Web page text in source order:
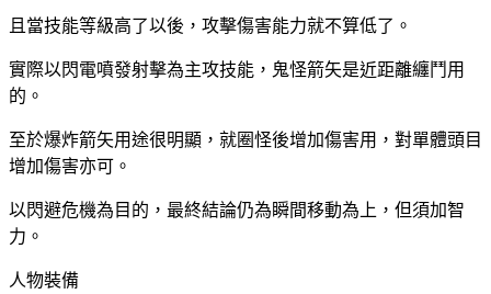
且當技能等級高了以後，攻擊傷害能力就不算低了。
實際以閃電噴發射擊為主攻技能，鬼怪箭矢是近距離纏鬥用
的。
至於爆炸箭矢用途很明顯，就圈怪後增加傷害用，對單體頭目
增加傷害亦可。
以閃避危機為目的，最終結論仍為瞬間移動為上，但須加智
力。
人物裝備